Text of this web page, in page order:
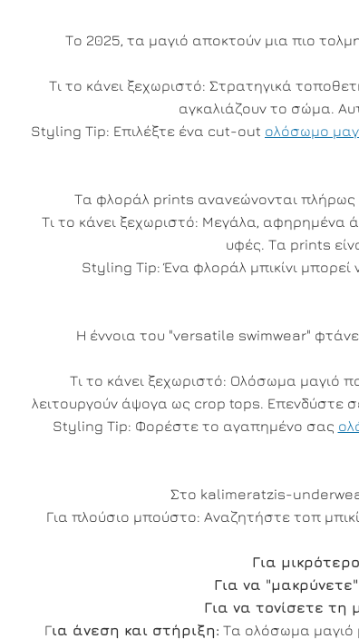
Το 2025, τα μαγιό αποκτούν μια πιο
Τι το κάνει ξεχωριστό: Στρατηγικά
αγκαλιάζουν το σώμα.
Styling Tip: Επιλέξτε ένα cut-out ολόσωμο
Τα φλοράλ prints ανανεώνονται πλήρως
Τι το κάνει ξεχωριστό: Μεγάλα, αφηρημένα
υφές. Τα prints
Styling Tip: Ένα φλοράλ μπικίνι
Η έννοια του "versatile swimwear"
Τι το κάνει ξεχωριστό: Ολόσωμα μαγιό
λειτουργούν άψογα ως crop tops. Επενδύστε
Styling Tip: Φορέστε το αγαπημένο σας
Στο kalimeratzis-
Για πλούσιο μπούστο: Αναζητήστε τοπ
Για
Για να
Για να τονίσετε τη
Για άνεση και στήριξη: Τα ολόσωμα μαγιό